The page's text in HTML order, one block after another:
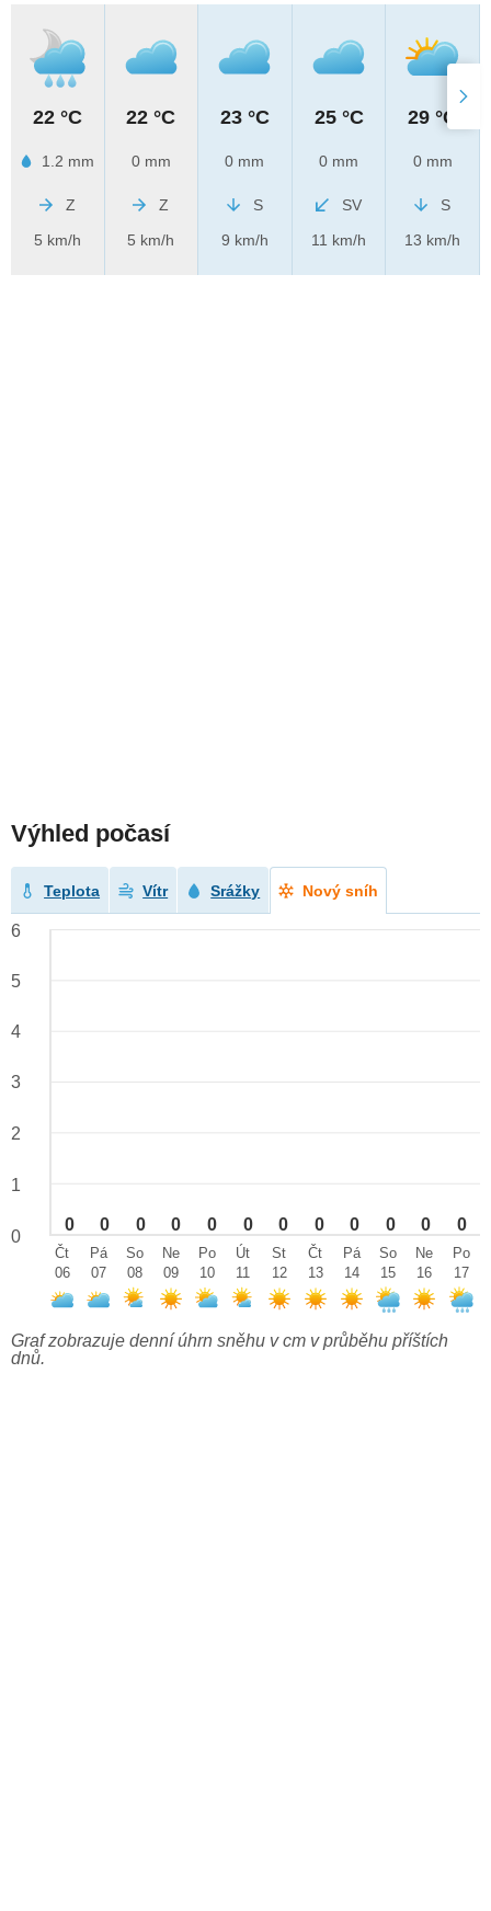
22 °C
1.2 mm
Z
5 km/h
22 °C
0 mm
Z
5 km/h
23 °C
0 mm
S
9 km/h
25 °C
0 mm
SV
11 km/h
29 °C
0 mm
S
13 km/h
Výhled počasí
Teplota Vítr Srážky Nový sníh
0 0 0 0 0 0 0 0 0 0 0 0
6
5
4
3
2
1
0
Čt
06
Pá
07
So
08
Ne
09
Po
10
Út
11
St
12
Čt
13
Pá
14
So
15
Ne
16
Po
17
Graf zobrazuje denní úhrn sněhu v cm v průběhu příštích
dnů.